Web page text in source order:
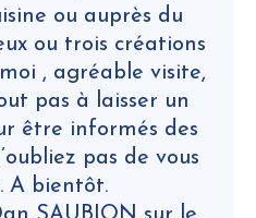
ou auprès du
ou trois créations
, agréable visite,
pas à laisser un
être informés des
pas de vous
A bientôt.